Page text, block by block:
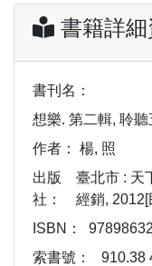
書籍詳
書刊名：
想樂. 第二輯, 聆
作者：
楊, 照
出版
社：
臺北市 : 天
經銷,
ISBN：
索書號：
910.38